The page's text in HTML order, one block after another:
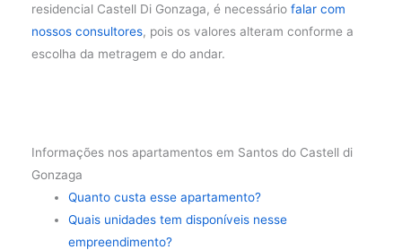
residencial Castell Di Gonzaga, é necessário falar com
nossos consultores, pois os valores alteram conforme a
escolha da metragem e do andar.
Informações nos apartamentos em Santos do Castell di
Gonzaga
Quanto custa esse apartamento?
Quais unidades tem disponíveis nesse
empreendimento?